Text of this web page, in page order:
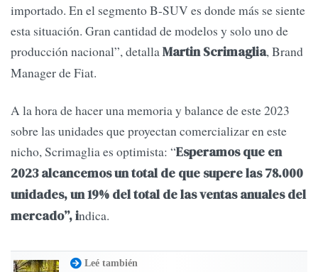
importado. En el segmento B-SUV es donde más se siente
esta situación. Gran cantidad de modelos y solo uno de
producción nacional”, detallaMartin Scrimaglia, Brand
Manager de Fiat.
A la hora de hacer una memoria y balance de este 2023
sobre las unidades que proyectan comercializar en este
nicho, Scrimaglia es optimista: “Esperamos que en
2023 alcancemos un total de que supere las 78.000
unidades, un 19% del total de las ventas anuales del
mercado”, indica.
Leé también